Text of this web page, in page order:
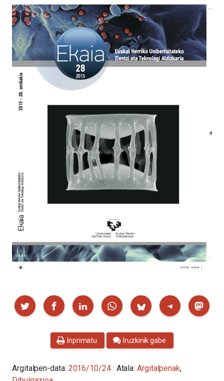
Partekatu
Inprimatu Iruzkinik gabe
Argitalpen-data: 2016/10/24 · Atala:Argitalpenak,